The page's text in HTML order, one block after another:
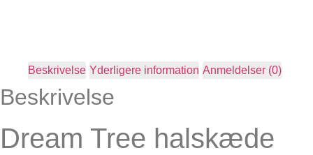
Beskrivelse Yderligere information Anmeldelser (0)
Beskrivelse
Dream Tree halskæde